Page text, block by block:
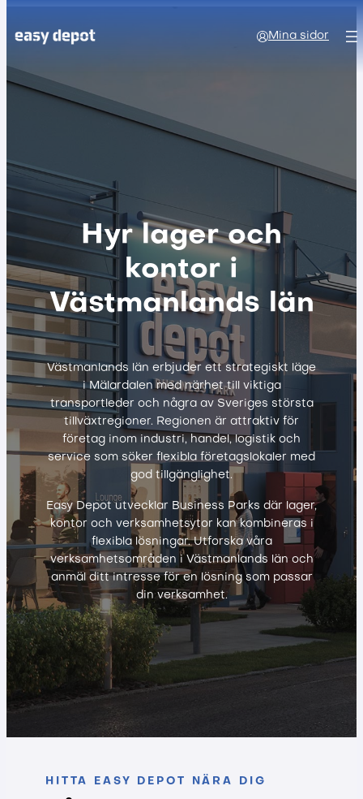
Mina sidor
Hyr lager och
kontor i
Västmanlands län
Västmanlands län erbjuder ett strategiskt läge
i Mälardalen med närhet till viktiga
transportleder och några av Sveriges största
tillväxtregioner. Regionen är attraktiv för
företag inom industri, handel, logistik och
service som söker flexibla företagslokaler med
god tillgänglighet.
Easy Depot utvecklar Business Parks där lager,
kontor och verksamhetsytor kan kombineras i
flexibla lösningar. Utforska våra
verksamhetsområden i Västmanlands län och
anmäl ditt intresse för en lösning som passar
din verksamhet.
HITTA EASY DEPOT NÄRA DIG